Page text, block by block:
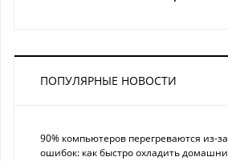
ПОПУЛЯРНЫЕ НОВОСТИ
90% компьютеров перегреваются из-
ошибок: как быстро охладить